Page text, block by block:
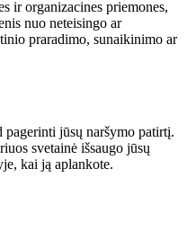
ir organizacines priemones,
nuo neteisingo ar
praradimo, sunaikinimo ar
pagerinti jūsų naršymo patirtį.
svetainė išsaugo jūsų
kai ją aplankote.